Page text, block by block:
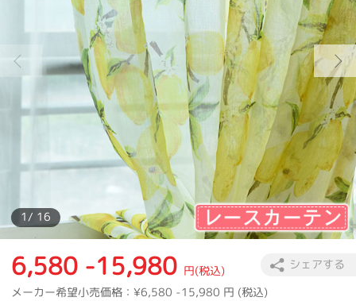
機能別>UVカット
Lemon セット
カーテン>カーテンの種類> レース付きセット>Lemon セット
カーテン
機能別 > 遮熱保温>Lemon セット
カーテン>柄>ボタニカル>Lemon セット
1/ 16
6,580 -15,980 円(税込)
メーカー希望小売価格：¥6,580 -15,980 円 (税込)
シェアする